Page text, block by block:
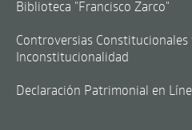
Biblioteca "Francisco Zarco"
Controversias Constitucionales
Inconstitucionalidad
Declaración Patrimonial en